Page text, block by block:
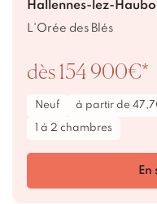
Hallennes-lez-
L'Orée des Blés
dès 154 900€*
Neuf à partir de
1 à 2 chambres
En